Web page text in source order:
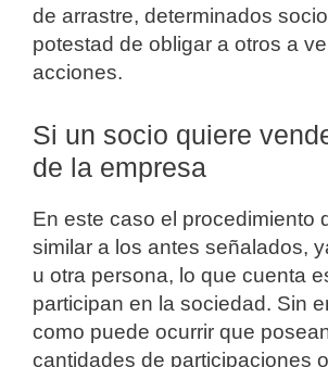
de arrastre, determinados
potestad de obligar a otros a
acciones.
Si un socio quiere
de la empresa
En este caso el procedimiento
similar a los antes señalados,
u otra persona, lo que cuenta
participan en la sociedad. Sin
como puede ocurrir que
cantidades de participaciones